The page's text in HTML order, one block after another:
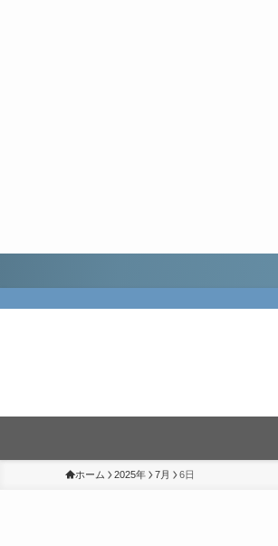
ホーム 2025年 7月 6日